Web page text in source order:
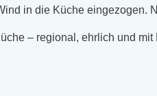
in die Küche eingezogen.
– regional, ehrlich und mit